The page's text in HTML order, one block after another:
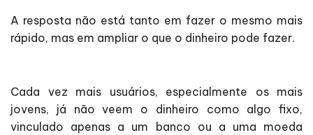
A resposta não está tanto em fazer o mesmo mais
rápido, mas em ampliar o que o dinheiro pode fazer.
Cada vez mais usuários, especialmente os mais
jovens, já não veem o dinheiro como algo fixo,
vinculado apenas a um banco ou a uma moeda